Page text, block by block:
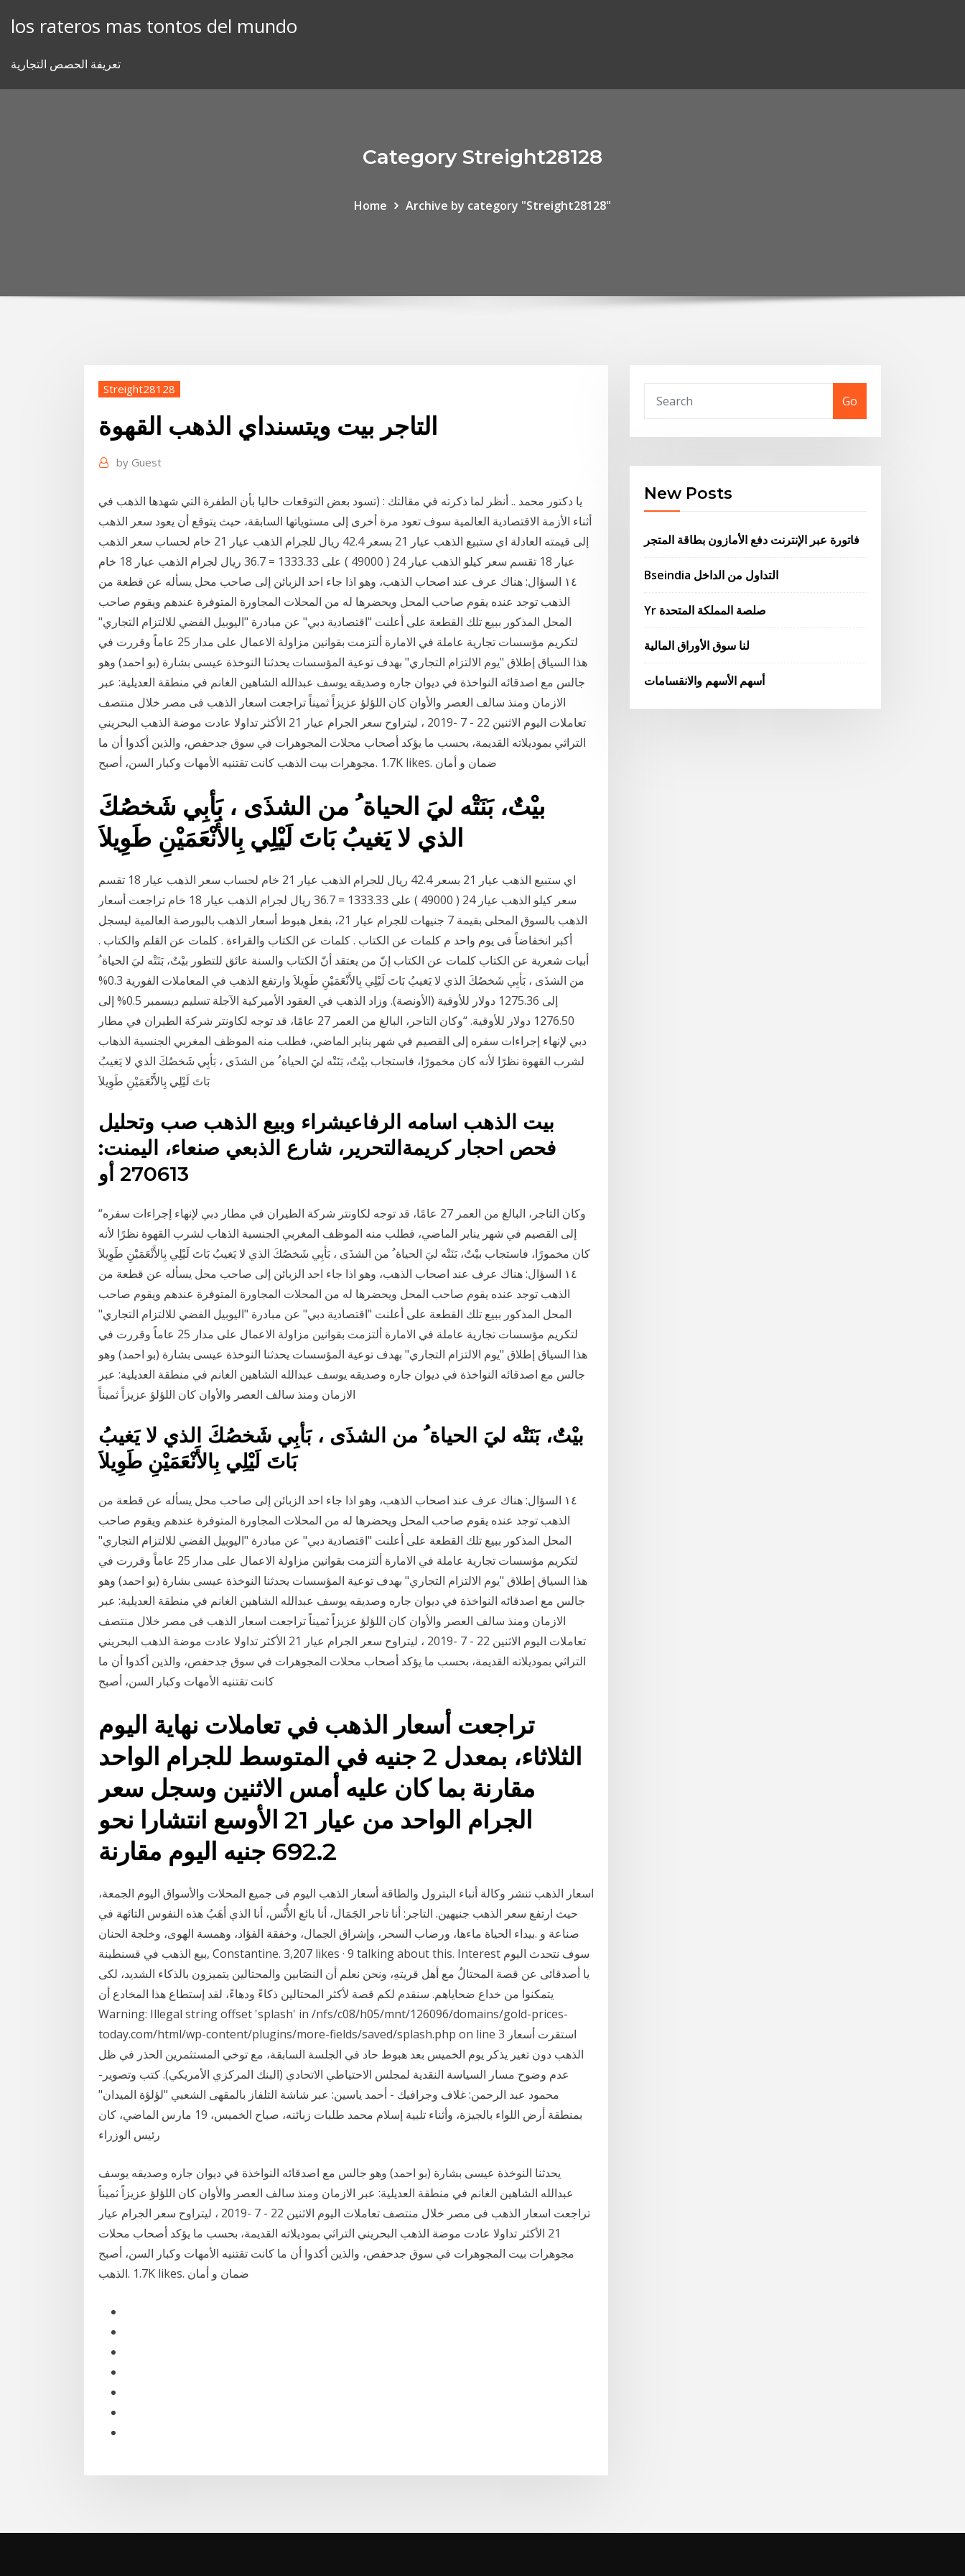
los rateros mas tontos del mundo
تعريفة الحصص التجارية
Category Streight28128
Home Archive by category "Streight28128"
Streight28128
التاجر بيت ويتسنداي الذهب القهوة
by Guest
يا دكتور محمد .. أنظر لما ذكرته في مقالتك : (تسود بعض التوقعات حاليا بأن الطفرة التي شهدها الذهب في
أثناء الأزمة الاقتصادية العالمية سوف تعود مرة أخرى إلى مستوياتها السابقة، حيث يتوقع أن يعود سعر الذهب
إلى قيمته العادلة اي ستبيع الذهب عيار 21 بسعر 42.4 ريال للجرام الذهب عيار 21 خام لحساب سعر الذهب
عيار 18 تقسم سعر كيلو الذهب عيار 24 ( 49000 ) على 1333.33 = 36.7 ريال لجرام الذهب عيار 18 خام
١٤ السؤال: هناك عرف عند اصحاب الذهب، وهو اذا جاء احد الزبائن إلى صاحب محل يسأله عن قطعة من
الذهب توجد عنده يقوم صاحب المحل ويحضرها له من المحلات المجاورة المتوفرة عندهم ويقوم صاحب
المحل المذكور ببيع تلك القطعة على أعلنت "اقتصادية دبي" عن مبادرة "اليوبيل الفضي للالتزام التجاري"
لتكريم مؤسسات تجارية عاملة في الامارة ألتزمت بقوانين مزاولة الاعمال على مدار 25 عاماً وقررت في
هذا السياق إطلاق "يوم الالتزام التجاري" بهدف توعية المؤسسات يحدثنا النوخذة عيسى بشارة (بو احمد) وهو
جالس مع اصدقائه النواخذة في ديوان جاره وصديقه يوسف عبدالله الشاهين الغانم في منطقة العديلية: عبر
الازمان ومنذ سالف العصر والأوان كان اللؤلؤ عزيزاً ثميناً تراجعت اسعار الذهب فى مصر خلال منتصف
تعاملات اليوم الاثنين 22 - 7 -2019 ، ليتراوح سعر الجرام عيار 21 الأكثر تداولا عادت موضة الذهب البحريني
التراثي بموديلاته القديمة، بحسب ما يؤكد أصحاب محلات المجوهرات في سوق جدحفص، والذين أكدوا أن ما
بيْتٌ، بَنَتْه ليَ الحياة ُ من الشذَى ، بَأبِي شَخصُكَ
الذي لا يَغيبُ بَاتَ لَيْلِي بِالأَنْعَمَيْنِ طَوِيلاَ
اي ستبيع الذهب عيار 21 بسعر 42.4 ريال للجرام الذهب عيار 21 خام لحساب سعر الذهب عيار 18 تقسم
سعر كيلو الذهب عيار 24 ( 49000 ) على 1333.33 = 36.7 ريال لجرام الذهب عيار 18 خام تراجعت أسعار
الذهب بالسوق المحلى بقيمة 7 جنيهات للجرام عيار 21، بفعل هبوط أسعار الذهب بالبورصة العالمية ليسجل
أكبر انخفاضاً فى يوم واحد م كلمات عن الكتاب . كلمات عن الكتاب والقراءة . كلمات عن القلم والكتاب .
أبيات شعرية عن الكتاب كلمات عن الكتاب إنّ من يعتقد أنّ الكتاب والسنة عائق للتطور بيْتٌ، بَنَتْه ليَ الحياة ُ
من الشذَى ، بَأبِي شَخصُكَ الذي لا يَغيبُ بَاتَ لَيْلِي بِالأَنْعَمَيْنِ طَوِيلاَ وارتفع الذهب في المعاملات الفورية 0.3%
إلى 1275.36 دولار للأوقية (الأونصة). وزاد الذهب في العقود الأميركية الآجلة تسليم ديسمبر 0.5% إلى
1276.50 دولار للأوقية. “وكان التاجر، البالغ من العمر 27 عامًا، قد توجه لكاونتر شركة الطيران في مطار
دبي لإنهاء إجراءات سفره إلى القصيم في شهر يناير الماضي، فطلب منه الموظف المغربي الجنسية الذهاب
لشرب القهوة نظرًا لأنه كان مخمورًا، فاستجاب بيْتٌ، بَنَتْه ليَ الحياة ُ من الشذَى ، بَأبِي شَخصُكَ الذي لا يَغيبُ
بَاتَ لَيْلِي بِالأَنْعَمَيْنِ طَوِيلاَ
بيت الذهب اسامه الرفاعيشراء وبيع الذهب صب وتحليل
فحص احجار كريمةالتحرير، شارع الذبعي صنعاء، اليمنت:
270613 أو
“وكان التاجر، البالغ من العمر 27 عامًا، قد توجه لكاونتر شركة الطيران في مطار دبي لإنهاء إجراءات سفره
إلى القصيم في شهر يناير الماضي، فطلب منه الموظف المغربي الجنسية الذهاب لشرب القهوة نظرًا لأنه
كان مخمورًا، فاستجاب بيْتٌ، بَنَتْه ليَ الحياة ُ من الشذَى ، بَأبِي شَخصُكَ الذي لا يَغيبُ بَاتَ لَيْلِي بِالأَنْعَمَيْنِ طَوِيلاَ
١٤ السؤال: هناك عرف عند اصحاب الذهب، وهو اذا جاء احد الزبائن إلى صاحب محل يسأله عن قطعة من
الذهب توجد عنده يقوم صاحب المحل ويحضرها له من المحلات المجاورة المتوفرة عندهم ويقوم صاحب
المحل المذكور ببيع تلك القطعة على أعلنت "اقتصادية دبي" عن مبادرة "اليوبيل الفضي للالتزام التجاري"
لتكريم مؤسسات تجارية عاملة في الامارة ألتزمت بقوانين مزاولة الاعمال على مدار 25 عاماً وقررت في
هذا السياق إطلاق "يوم الالتزام التجاري" بهدف توعية المؤسسات يحدثنا النوخذة عيسى بشارة (بو احمد) وهو
جالس مع اصدقائه النواخذة في ديوان جاره وصديقه يوسف عبدالله الشاهين الغانم في منطقة العديلية: عبر
الازمان ومنذ سالف العصر والأوان كان اللؤلؤ عزيزاً ثميناً
بيْتٌ، بَنَتْه ليَ الحياة ُ من الشذَى ، بَأبِي شَخصُكَ الذي لا يَغيبُ
بَاتَ لَيْلِي بِالأَنْعَمَيْنِ طَوِيلاَ
١٤ السؤال: هناك عرف عند اصحاب الذهب، وهو اذا جاء احد الزبائن إلى صاحب محل يسأله عن قطعة من
الذهب توجد عنده يقوم صاحب المحل ويحضرها له من المحلات المجاورة المتوفرة عندهم ويقوم صاحب
المحل المذكور ببيع تلك القطعة على أعلنت "اقتصادية دبي" عن مبادرة "اليوبيل الفضي للالتزام التجاري"
لتكريم مؤسسات تجارية عاملة في الامارة ألتزمت بقوانين مزاولة الاعمال على مدار 25 عاماً وقررت في
هذا السياق إطلاق "يوم الالتزام التجاري" بهدف توعية المؤسسات يحدثنا النوخذة عيسى بشارة (بو احمد) وهو
جالس مع اصدقائه النواخذة في ديوان جاره وصديقه يوسف عبدالله الشاهين الغانم في منطقة العديلية: عبر
الازمان ومنذ سالف العصر والأوان كان اللؤلؤ عزيزاً ثميناً تراجعت اسعار الذهب فى مصر خلال منتصف
تعاملات اليوم الاثنين 22 - 7 -2019 ، ليتراوح سعر الجرام عيار 21 الأكثر تداولا عادت موضة الذهب البحريني
التراثي بموديلاته القديمة، بحسب ما يؤكد أصحاب محلات المجوهرات في سوق جدحفص، والذين أكدوا أن ما
كانت تقتنيه الأمهات وكبار السن، أصبح
تراجعت أسعار الذهب في تعاملات نهاية اليوم
الثلاثاء، بمعدل 2 جنيه في المتوسط للجرام الواحد
مقارنة بما كان عليه أمس الاثنين وسجل سعر
الجرام الواحد من عيار 21 الأوسع انتشارا نحو
692.2 جنيه اليوم مقارنة
اسعار الذهب تنشر وكالة أنباء البترول والطاقة أسعار الذهب اليوم فى جميع المحلات والأسواق اليوم الجمعة،
حيث ارتفع سعر الذهب جنيهين. التاجر: أنا تاجر الجَمَال، أنا بائع الأُنْس، أنا الذي أهَبُ هذه النفوس التائهة في
بيداء الحياة ماءها، ورضاب السحر، وإشراق الجمال، وخفقة الفؤاد، وهمسة الهوى، وخلجة الحنان. ‎صناعة و
بيع الذهب في قسنطينة‎, Constantine. 3,207 likes · 9 talking about this. Interest سوف نتحدث اليوم
يا أصدقائى عن قصة المحتالُ مع أهل قريتهِ، ونحن نعلم أن النصَابين والمحتالين يتميزون بالذكاء الشديد، لكى
يتمكنوا من خداع ضحاياهم. سنقدم لكم قصة لأكثر المحتالين ذكاءً ودهاءً، لقد إستطاع هذا المخادع أن
Warning: Illegal string offset 'splash' in /nfs/c08/h05/mnt/126096/domains/gold-prices-
today.com/html/wp-content/plugins/more-fields/saved/splash.php on line 3 استقرت أسعار
الذهب دون تغير يذكر يوم الخميس بعد هبوط حاد في الجلسة السابقة، مع توخي المستثمرين الحذر في ظل
عدم وضوح مسار السياسة النقدية لمجلس الاحتياطي الاتحادي (البنك المركزي الأمريكي). كتب وتصوير-
محمود عبد الرحمن: غلاف وجرافيك - أحمد ياسين: عبر شاشة التلفاز بالمقهى الشعبي "لؤلؤة الميدان"
بمنطقة أرض اللواء بالجيزة، وأثناء تلبية إسلام محمد طلبات زبائنه، صباح الخميس، 19 مارس الماضي، كان
رئيس الوزراء
يحدثنا النوخذة عيسى بشارة (بو احمد) وهو جالس مع اصدقائه النواخذة في ديوان جاره وصديقه يوسف
عبدالله الشاهين الغانم في منطقة العديلية: عبر الازمان ومنذ سالف العصر والأوان كان اللؤلؤ عزيزاً ثميناً
تراجعت اسعار الذهب فى مصر خلال منتصف تعاملات اليوم الاثنين 22 - 7 -2019 ، ليتراوح سعر الجرام عيار
21 الأكثر تداولا عادت موضة الذهب البحريني التراثي بموديلاته القديمة، بحسب ما يؤكد أصحاب محلات
المجوهرات في سوق جدحفص، والذين أكدوا أن ما كانت تقتنيه الأمهات وكبار السن، أصبح ‎مجوهرات بيت
Go
New Posts
فاتورة عبر الإنترنت دفع الأمازون بطاقة المتجر
Bseindia التداول من الداخل
Yr صلصة المملكة المتحدة
لنا سوق الأوراق المالية
أسهم الأسهم والانقسامات